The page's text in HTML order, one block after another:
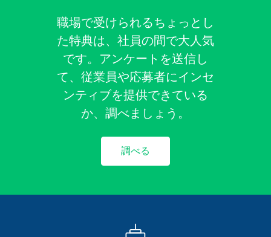
職場で受けられるちょっとし
た特典は、社員の間で大人気
です。アンケートを送信し
て、従業員や応募者にインセ
ンティブを提供できている
か、調べましょう。
調べる